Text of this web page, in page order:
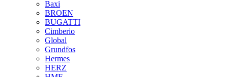
Baxi
BROEN
BUGATTI
Cimberio
Global
Grundfos
Hermes
HERZ